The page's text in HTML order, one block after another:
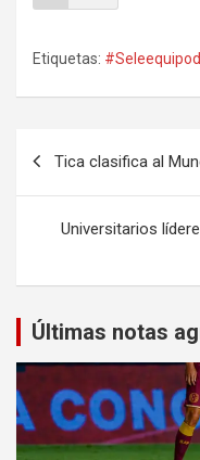
Etiquetas:
Tica clasifica al
Universitarios
Últimas notas